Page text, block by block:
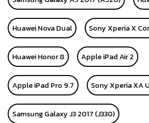
Huawei Nova Dual Sony Xperia X
Huawei Honor 8 Apple iPad Air 2
Apple iPad Pro 9.7 Sony Xperia XA
Samsung Galaxy J3 2017 (J330)